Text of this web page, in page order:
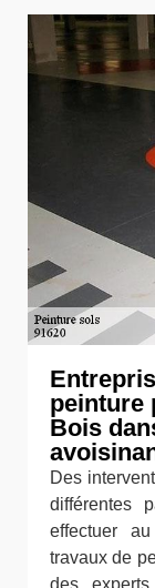
peinture
Bois
Des
différentes
effectuer
travaux de
des